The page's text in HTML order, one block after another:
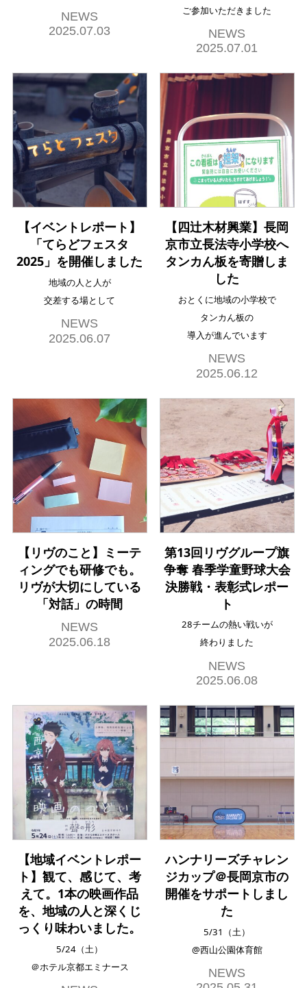
NEWS
2025.07.03
ご参加いただきました
NEWS
2025.07.01
【イベントレポート】
「てらどフェスタ
2025」を開催しました
地域の人と人が
交差する場として
NEWS
2025.06.07
【四辻木材興業】長岡
京市立長法寺小学校へ
タンカん板を寄贈しま
した
おとくに地域の小学校で
タンカん板の
導入が進んでいます
NEWS
2025.06.12
【リヴのこと】ミーテ
ィングでも研修でも。
リヴが大切にしている
「対話」の時間
NEWS
2025.06.18
第13回リヴグループ旗
争奪 春季学童野球大会
決勝戦・表彰式レポー
ト
28チームの熱い戦いが
終わりました
NEWS
2025.06.08
【地域イベントレポー
ト】観て、感じて、考
えて。1本の映画作品
を、地域の人と深くじ
っくり味わいました。
5/24（土）
＠ホテル京都エミナース
ハンナリーズチャレン
ジカップ＠長岡京市の
開催をサポートしまし
た
5/31（土）
@西山公園体育館
NEWS